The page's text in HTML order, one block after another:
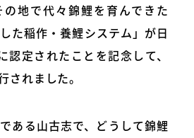
地で代々錦鯉を育んできた
た稲作・養鯉システム」が日
認定されたことを記念して、
されました。
ある山古志で、どうして錦鯉